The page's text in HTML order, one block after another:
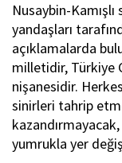
i
o
Nusaybin-
yandaşları
açıklamalarda
milletidir, Türkiye
nişanesidir. Herkes
sinirleri tahrip
yumrukla yer